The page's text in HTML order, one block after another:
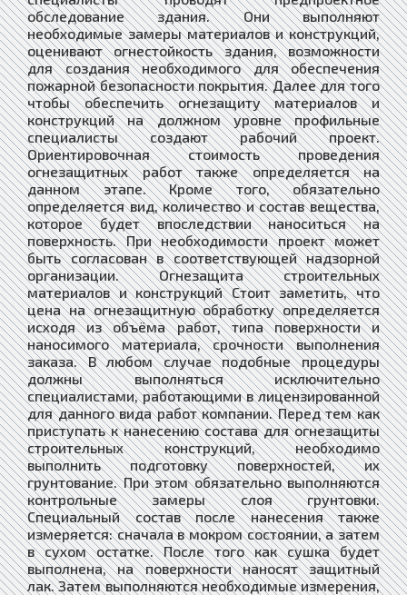
обследование здания. Они выполняют
необходимые замеры материалов и конструкций,
оценивают огнестойкость здания, возможности
для создания необходимого для обеспечения
пожарной безопасности покрытия. Далее для того
чтобы обеспечить огнезащиту материалов и
конструкций на должном уровне профильные
специалисты создают рабочий проект.
Ориентировочная стоимость проведения
огнезащитных работ также определяется на
данном этапе. Кроме того, обязательно
определяется вид, количество и состав вещества,
которое будет впоследствии наноситься на
поверхность. При необходимости проект может
быть согласован в соответствующей надзорной
организации. Огнезащита строительных
материалов и конструкций Стоит заметить, что
цена на огнезащитную обработку определяется
исходя из объёма работ, типа поверхности и
наносимого материала, срочности выполнения
заказа. В любом случае подобные процедуры
должны выполняться исключительно
специалистами, работающими в лицензированной
для данного вида работ компании. Перед тем как
приступать к нанесению состава для огнезащиты
строительных конструкций, необходимо
выполнить подготовку поверхностей, их
грунтование. При этом обязательно выполняются
контрольные замеры слоя грунтовки.
Специальный состав после нанесения также
измеряется: сначала в мокром состоянии, а затем
в сухом остатке. После того как сушка будет
выполнена, на поверхности наносят защитный
лак. Затем выполняются необходимые измерения,